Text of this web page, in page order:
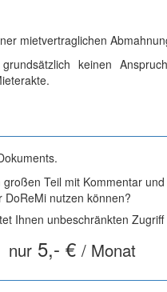
mietvertraglichen
keinen
Teil mit Kommentar
nutzen können?
Ihnen unbeschränkten
nur5,- € / Monat